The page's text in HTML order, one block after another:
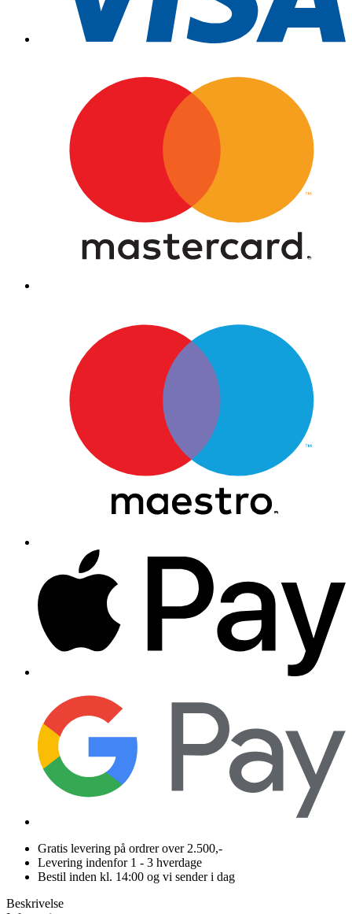
Gratis levering på ordrer over 2.500,-
Levering indenfor 1 - 3 hverdage
Bestil inden kl. 14:00 og vi sender i dag
Beskrivelse